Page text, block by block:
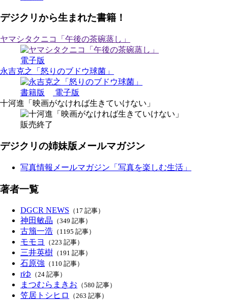
デジクリから生まれた書籍！
ヤマシタクニコ「午後の茶碗蒸し」
電子版
永吉克之「怒りのブドウ球菌」
書籍版
電子版
十河進「映画がなければ生きていけない」
販売終了
デジクリの姉妹版メールマガジン
写真情報メールマガジン「写真を楽しむ生活」
著者一覧
DGCR NEWS （17 記事）
神田敏晶 （349 記事）
古籏一浩 （1195 記事）
モモヨ （223 記事）
三井英樹 （191 記事）
石原強 （110 記事）
rゆ （24 記事）
まつむらまきお （580 記事）
笠居トシヒロ （263 記事）